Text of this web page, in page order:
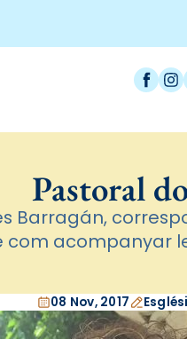
Pastoral
Barragán,
com acompanyar
08 Nov, 2017